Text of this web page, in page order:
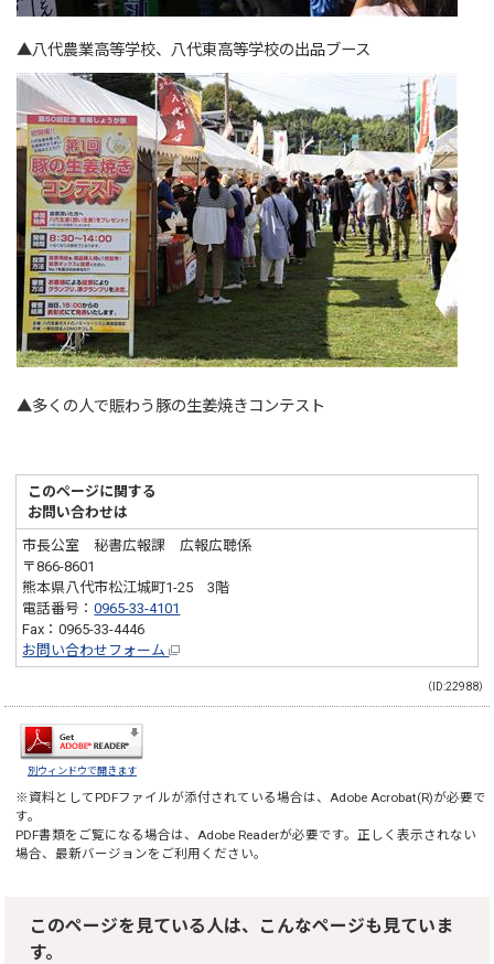
▲八代農業高等学校、八代東高等学校の出品ブース
▲多くの人で賑わう豚の生姜焼きコンテスト
このページに関する
お問い合わせは
市長公室 秘書広報課 広報広聴係
〒866-8601
熊本県八代市松江城町1-25 3階
電話番号：0965-33-4101
Fax：0965-33-4446
お問い合わせフォーム
（ID:22988）
別ウィンドウで開きます
※資料としてPDFファイルが添付されている場合は、 Adobe Acrobat(R)が必要で
す。
PDF書類をご覧になる場合は、 Adobe Readerが必要です。正しく表示されない
場合、最新バージョンをご利用ください。
このページを見ている人は、こんなページも見ていま
す。